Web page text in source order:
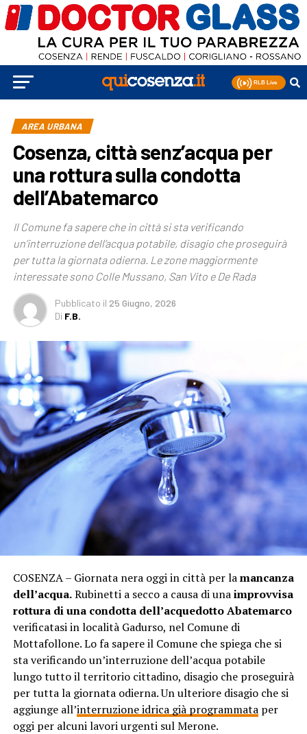
AREA URBANA
Cosenza, città senz’acqua per
una rottura sulla condotta
dell’Abatemarco
Il Comune fa sapere che in città si sta verificando
un’interruzione dell’acqua potabile, disagio che proseguirà
per tutta la giornata odierna. Le zone maggiormente
interessate sono Colle Mussano, San Vito e De Rada
Pubblicato il 25 Giugno, 2026
Di F.B.
COSENZA – Giornata nera oggi in città per lamancanza
dell’acqua.Rubinetti a secco a causa di unaimprovvisa
rottura di una condotta dell’acquedotto Abatemarco
verificatasi in località Gadurso, nel Comune di
Mottafollone. Lo fa sapere il Comune che spiega che si
sta verificando un’interruzione dell’acqua potabile
lungo tutto il territorio cittadino, disagio che proseguirà
per tutta la giornata odierna. Un ulteriore disagio che si
aggiunge all’interruzione idrica già programmataper
oggi per alcuni lavori urgenti sul Merone.